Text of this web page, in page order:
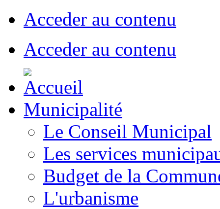
Acceder au contenu
Acceder au contenu
Municipalité
Le Conseil Municipal
Les services
Budget de la
L'urbanisme